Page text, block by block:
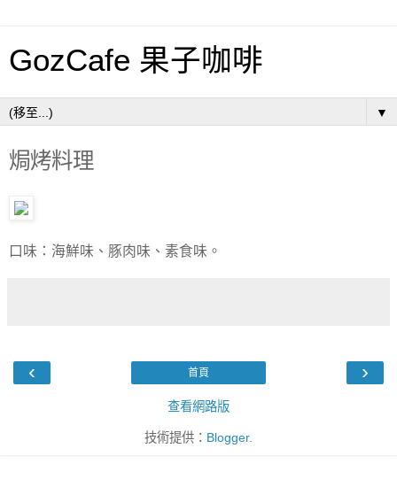
GozCafe 果子咖啡
▼
焗烤料理
口味：海鮮味、豚肉味、素食味。
‹ ›
首頁
查看網路版
技術提供： Blogger.